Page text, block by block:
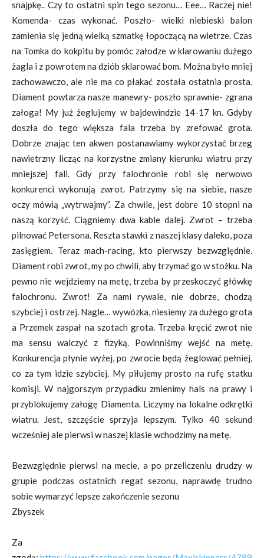
snajpkę.. Czy to ostatni spin tego sezonu… Eee… Raczej nie!
Komenda- czas wykonać. Poszło- wielki niebieski balon
zamienia się jedną wielką szmatkę łopoczącą na wietrze. Czas
na Tomka do kokpitu by pomóc załodze w klarowaniu dużego
żagla i z powrotem na dziób sklarować bom. Można było mniej
zachowawczo, ale nie ma co płakać została ostatnia prosta.
Diament powtarza nasze manewry- poszło sprawnie- zgrana
załoga! My już żeglujemy w bajdewindzie 14-17 kn. Gdyby
doszła do tego większa fala trzeba by zrefować grota.
Dobrze znając ten akwen postanawiamy wykorzystać brzeg
nawietrzny licząc na korzystne zmiany kierunku wiatru przy
mniejszej fali. Gdy przy falochronie robi się nerwowo
konkurenci wykonują zwrot. Patrzymy się na siebie, nasze
oczy mówią „wytrwajmy”. Za chwile, jest dobre 10 stopni na
naszą korzyść. Ciągniemy dwa kable dalej. Zwrot – trzeba
pilnować Petersona. Reszta stawki z naszej klasy daleko, poza
zasięgiem. Teraz mach-racing, kto pierwszy bezwzględnie.
Diament robi zwrot, my po chwili, aby trzymać go w stożku. Na
pewno nie wejdziemy na metę, trzeba by przeskoczyć główkę
falochronu. Zwrot! Za nami rywale, nie dobrze, chodzą
szybciej i ostrzej. Nagle… wywózka, niesiemy za dużego grota
a Przemek zaspał na szotach grota. Trzeba kręcić zwrot nie
ma sensu walczyć z fizyką. Powinniśmy wejść na metę.
Konkurencja płynie wyżej, po zwrocie będą żeglować pełniej,
co za tym idzie szybciej. My piłujemy prosto na rufę statku
komisji. W najgorszym przypadku zmienimy hals na prawy i
przyblokujemy załogę Diamenta. Liczymy na lokalne odkrętki
wiatru. Jest, szczęście sprzyja lepszym. Tylko 40 sekund
wcześniej ale pierwsi w naszej klasie wchodzimy na metę.
Bezwzględnie pierwsi na mecie, a po przeliczeniu drudzy w
grupie podczas ostatnich regat sezonu, naprawdę trudno
sobie wymarzyć lepsze zakończenie sezonu
Zbyszek
Za